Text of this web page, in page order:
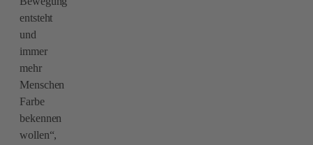
entsteht
und
immer
mehr
Menschen
Farbe
bekennen
wollen“,